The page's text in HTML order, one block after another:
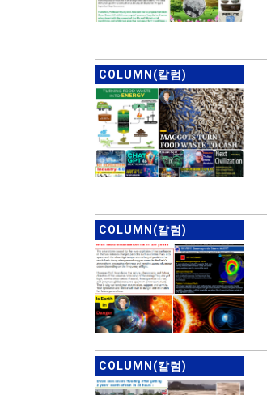
COLUMN(칼럼)
COLUMN(칼럼)
COLUMN(칼럼)